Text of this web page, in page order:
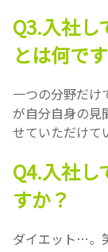
Q3.入社し
とは何で
一つの分野だけ
が自分自身の見
せていただけて
Q4.入社し
すか？
ダイエット…。